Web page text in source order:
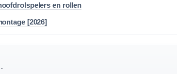
en rollen
[2026]